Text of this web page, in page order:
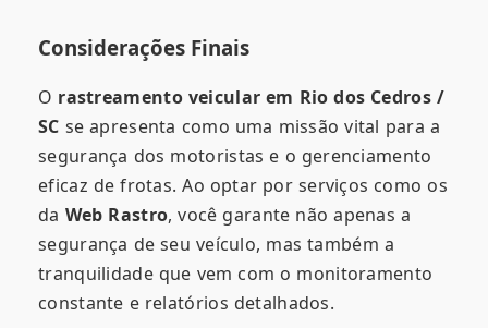
Considerações Finais
O rastreamento veicular em Rio dos Cedros /
SC se apresenta como uma missão vital para a
segurança dos motoristas e o gerenciamento
eficaz de frotas. Ao optar por serviços como os
da Web Rastro, você garante não apenas a
segurança de seu veículo, mas também a
tranquilidade que vem com o monitoramento
constante e relatórios detalhados.